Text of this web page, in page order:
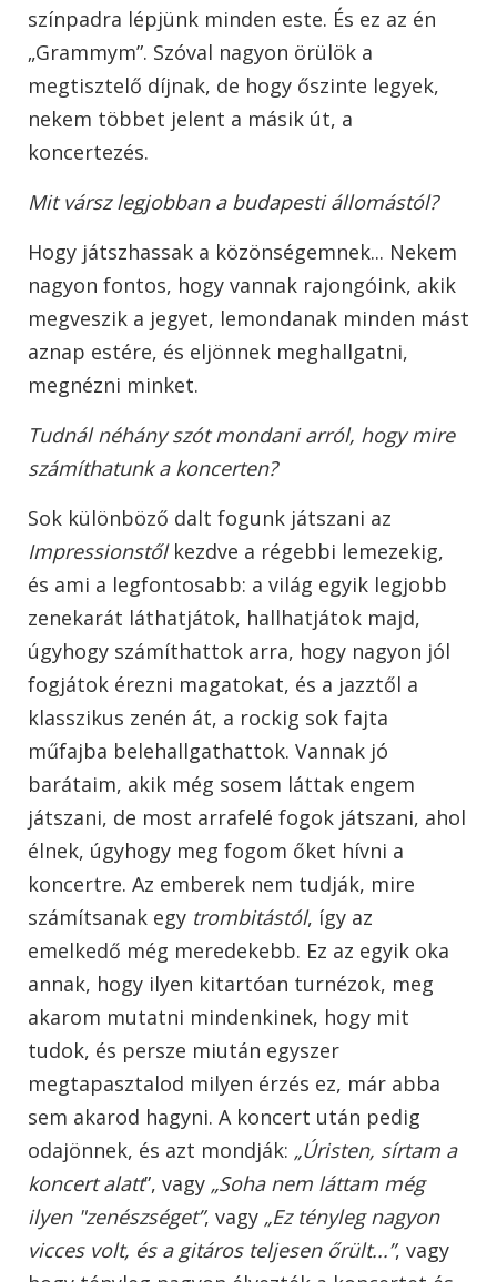
színpadra lépjünk minden este. És ez az én
„Grammym”. Szóval nagyon örülök a
megtisztelő díjnak, de hogy őszinte legyek,
nekem többet jelent a másik út, a
koncertezés.
Mit vársz legjobban a budapesti állomástól?
Hogy játszhassak a közönségemnek... Nekem
nagyon fontos, hogy vannak rajongóink, akik
megveszik a jegyet, lemondanak minden mást
aznap estére, és eljönnek meghallgatni,
megnézni minket.
Tudnál néhány szót mondani arról, hogy mire
számíthatunk a koncerten?
Sok különböző dalt fogunk játszani az
Impressionstőlkezdve a régebbi lemezekig,
és ami a legfontosabb: a világ egyik legjobb
zenekarát láthatjátok, hallhatjátok majd,
úgyhogy számíthattok arra, hogy nagyon jól
fogjátok érezni magatokat, és a jazztől a
klasszikus zenén át, a rockig sok fajta
műfajba belehallgathattok. Vannak jó
barátaim, akik még sosem láttak engem
játszani, de most arrafelé fogok játszani, ahol
élnek, úgyhogy meg fogom őket hívni a
koncertre. Az emberek nem tudják, mire
számítsanak egy trombitástól, így az
emelkedő még meredekebb. Ez az egyik oka
annak, hogy ilyen kitartóan turnézok, meg
akarom mutatni mindenkinek, hogy mit
tudok, és persze miután egyszer
megtapasztalod milyen érzés ez, már abba
sem akarod hagyni. A koncert után pedig
odajönnek, és azt mondják: „Úristen, sírtam a
koncert alatt”, vagy „Soha nem láttam még
ilyen "zenészséget”, vagy „Ez tényleg nagyon
vicces volt, és a gitáros teljesen őrült...”, vagy